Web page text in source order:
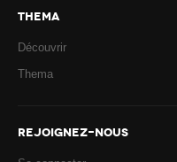
THEMA
Découvrir
Thema
REJOIGNEZ-NOUS